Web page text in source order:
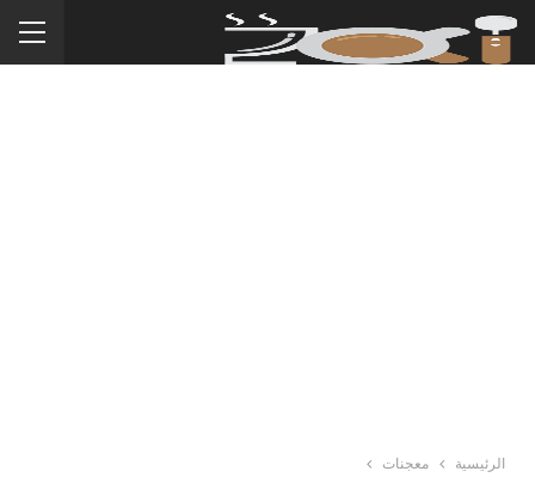
الرئيسية معجنات